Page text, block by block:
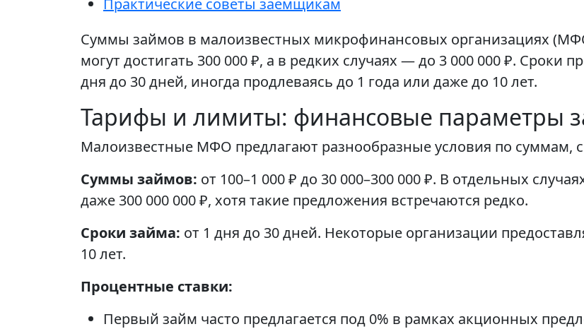
Практические советы заемщикам
Суммы займов в малоизвестных микрофинансовых организациях
могут достигать 300 000 ₽, а в редких случаях — до 3 000 000 ₽. Сроки
дня до 30 дней, иногда продлеваясь до 1 года или даже до 10 лет.
Тарифы и лимиты: финансовые параметры
Малоизвестные МФО предлагают разнообразные условия по суммам,
Суммы займов: от 100–1 000 ₽ до 30 000–300 000 ₽. В отдельных
даже 300 000 000 ₽, хотя такие предложения встречаются редко.
Сроки займа: от 1 дня до 30 дней. Некоторые организации
10 лет.
Процентные ставки:
Первый займ часто предлагается под 0% в рамках акционных